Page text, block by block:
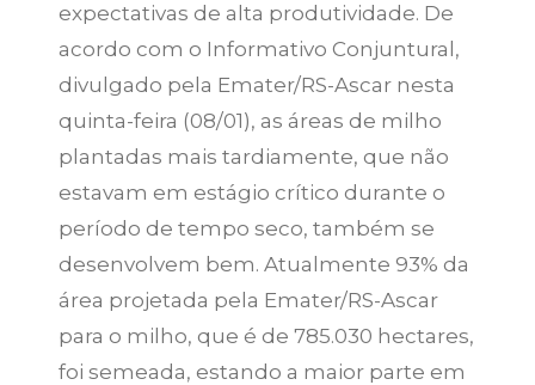
expectativas de alta produtividade. De
acordo com o Informativo Conjuntural,
divulgado pela Emater/RS-Ascar nesta
quinta-feira (08/01), as áreas de milho
plantadas mais tardiamente, que não
estavam em estágio crítico durante o
período de tempo seco, também se
desenvolvem bem. Atualmente 93% da
área projetada pela Emater/RS-Ascar
para o milho, que é de 785.030 hectares,
foi semeada, estando a maior parte em